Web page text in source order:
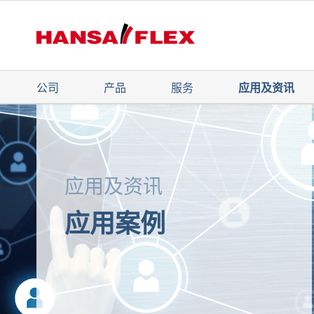
公司 产品 服务 应用及资讯
应用及资讯
应用案例